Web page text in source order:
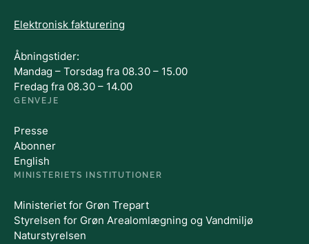
Elektronisk fakturering
Åbningstider:
Mandag – Torsdag fra 08.30 – 15.00
Fredag fra 08.30 – 14.00
GENVEJE
Presse
Abonner
English
MINISTERIETS INSTITUTIONER
Ministeriet for Grøn Trepart
Styrelsen for Grøn Arealomlægning og Vandmiljø
Naturstyrelsen